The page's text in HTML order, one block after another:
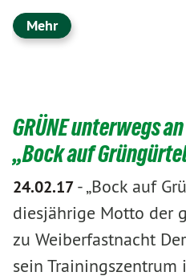
Mehr
GRÜNE unterwegs
„Bock auf
24.02.17-„Bock auf
diesjährige Motto der
zu Weiberfastnacht
sein Trainingszentrum